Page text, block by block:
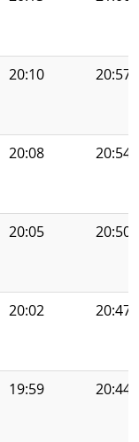
20:10 20:57
20:08 20:54
20:05 20:50
20:02 20:47
19:59 20:44